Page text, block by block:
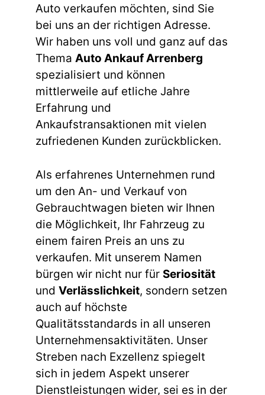
Auto verkaufen möchten, sind Sie
bei uns an der richtigen Adresse.
Wir haben uns voll und ganz auf das
Thema Auto Ankauf Arrenberg
spezialisiert und können
mittlerweile auf etliche Jahre
Erfahrung und
Ankaufstransaktionen mit vielen
zufriedenen Kunden zurückblicken.
Als erfahrenes Unternehmen rund
um den An- und Verkauf von
Gebrauchtwagen bieten wir Ihnen
die Möglichkeit, Ihr Fahrzeug zu
einem fairen Preis an uns zu
verkaufen. Mit unserem Namen
bürgen wir nicht nur für Seriosität
und Verlässlichkeit, sondern setzen
auch auf höchste
Qualitätsstandards in all unseren
Unternehmensaktivitäten. Unser
Streben nach Exzellenz spiegelt
sich in jedem Aspekt unserer
Dienstleistungen wider, sei es in der